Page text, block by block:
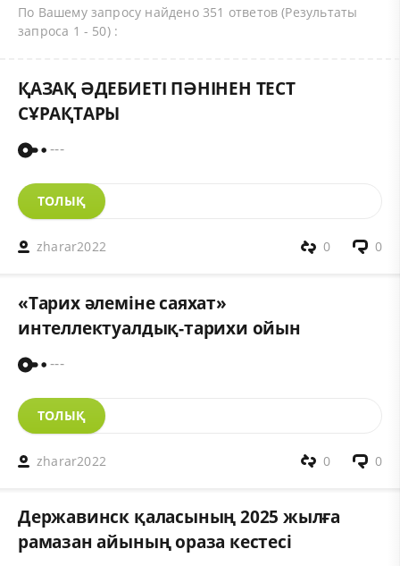
По Вашему запросу найдено 351 ответов (Результаты
запроса 1 - 50) :
ҚАЗАҚ ӘДЕБИЕТІ ПӘНІНЕН ТЕСТ
СҰРАҚТАРЫ
---
ТОЛЫҚ
zharar2022 0
0
«Тарих әлеміне саяхат»
интеллектуалдық-тарихи ойын
---
ТОЛЫҚ
zharar2022 0
0
Державинск қаласының 2025 жылға
рамазан айының ораза кестесі